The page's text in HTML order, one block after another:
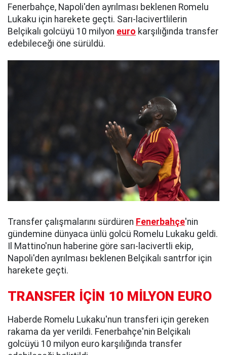
Fenerbahçe, Napoli'den ayrılması beklenen Romelu
Lukaku için harekete geçti. Sarı-lacivertlilerin
Belçikalı golcüyü 10 milyon euro karşılığında transfer
edebileceği öne sürüldü.
Transfer çalışmalarını sürdüren Fenerbahçe'nin
gündemine dünyaca ünlü golcü Romelu Lukaku geldi.
Il Mattino'nun haberine göre sarı-lacivertli ekip,
Napoli'den ayrılması beklenen Belçikalı santrfor için
harekete geçti.
TRANSFER İÇİN 10 MİLYON EURO
Haberde Romelu Lukaku'nun transferi için gereken
rakama da yer verildi. Fenerbahçe'nin Belçikalı
golcüyü 10 milyon euro karşılığında transfer